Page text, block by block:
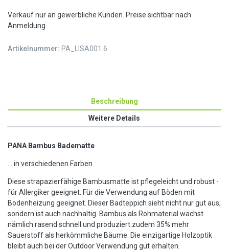
Verkauf nur an gewerbliche Kunden. Preise sichtbar nach
Anmeldung
Artikelnummer: PA_LISA001.6
Beschreibung
Weitere Details
PANA Bambus Badematte
... in verschiedenen Farben
Diese strapazierfähige Bambusmatte ist pflegeleicht und robust -
für Allergiker geeignet. Für die Verwendung auf Böden mit
Bodenheizung geeignet. Dieser Badteppich sieht nicht nur gut aus,
sondern ist auch nachhaltig. Bambus als Rohmaterial wächst
nämlich rasend schnell und produziert zudem 35% mehr
Sauerstoff als herkömmliche Bäume. Die einzigartige Holzoptik
bleibt auch bei der Outdoor Verwendung gut erhalten.